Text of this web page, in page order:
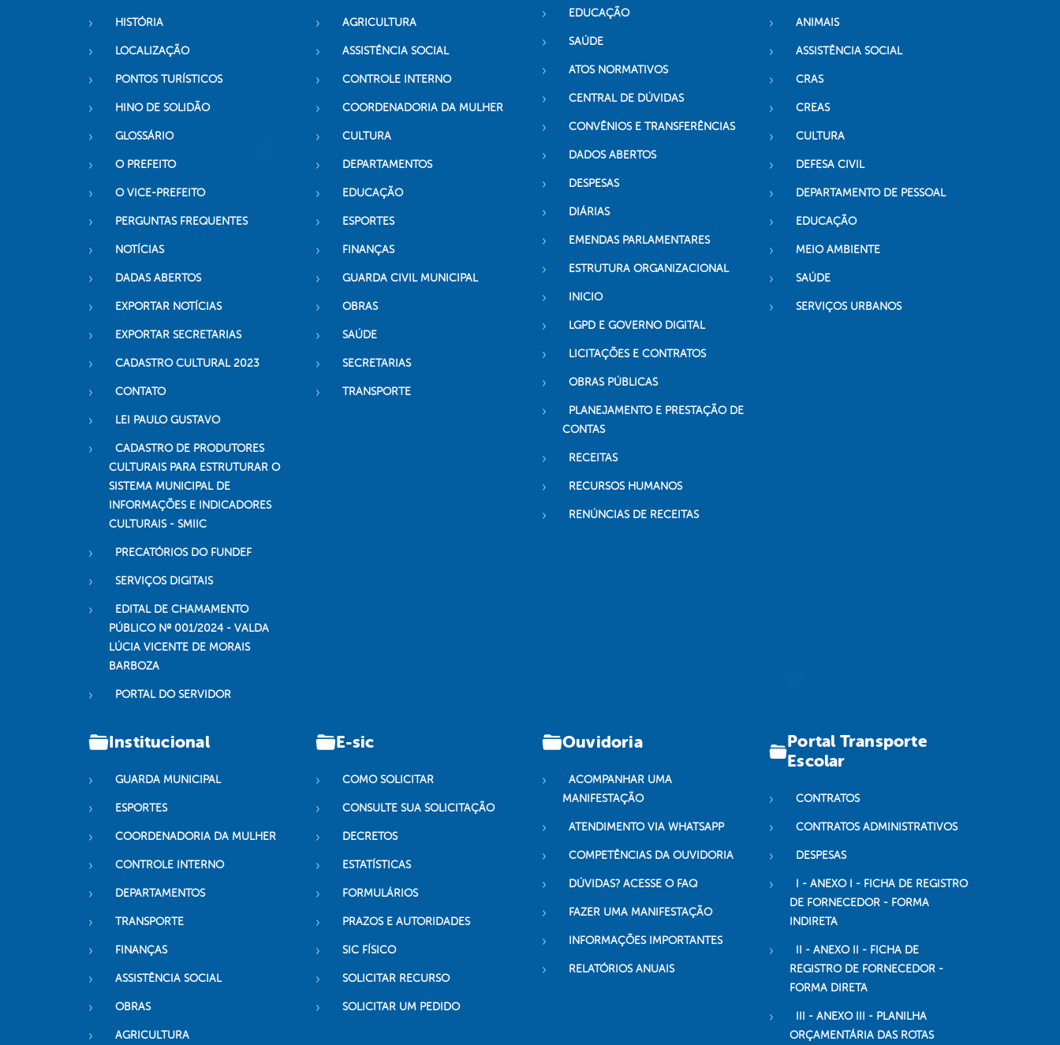
HISTÓRIA
LOCALIZAÇÃO
PONTOS TURÍSTICOS
HINO DE SOLIDÃO
GLOSSÁRIO
O PREFEITO
O VICE-PREFEITO
PERGUNTAS FREQUENTES
NOTÍCIAS
DADAS ABERTOS
EXPORTAR NOTÍCIAS
EXPORTAR SECRETARIAS
CADASTRO CULTURAL 2023
CONTATO
LEI PAULO GUSTAVO
CADASTRO DE PRODUTORES
CULTURAIS PARA ESTRUTURAR O
SISTEMA MUNICIPAL DE
INFORMAÇÕES E INDICADORES
CULTURAIS - SMIIC
PRECATÓRIOS DO FUNDEF
SERVIÇOS DIGITAIS
EDITAL DE CHAMAMENTO
PÚBLICO Nº 001/2024 - VALDA
LÚCIA VICENTE DE MORAIS
BARBOZA
PORTAL DO SERVIDOR
AGRICULTURA
ASSISTÊNCIA SOCIAL
CONTROLE INTERNO
COORDENADORIA DA MULHER
CULTURA
DEPARTAMENTOS
EDUCAÇÃO
ESPORTES
FINANÇAS
GUARDA CIVIL MUNICIPAL
OBRAS
SAÚDE
SECRETARIAS
TRANSPORTE
EDUCAÇÃO
SAÚDE
ATOS NORMATIVOS
CENTRAL DE DÚVIDAS
CONVÊNIOS E TRANSFERÊNCIAS
DADOS ABERTOS
DESPESAS
DIÁRIAS
EMENDAS PARLAMENTARES
ESTRUTURA ORGANIZACIONAL
INICIO
LGPD E GOVERNO DIGITAL
LICITAÇÕES E CONTRATOS
OBRAS PÚBLICAS
PLANEJAMENTO E PRESTAÇÃO DE
CONTAS
RECEITAS
RECURSOS HUMANOS
RENÚNCIAS DE RECEITAS
ANIMAIS
ASSISTÊNCIA SOCIAL
CRAS
CREAS
CULTURA
DEFESA CIVIL
DEPARTAMENTO DE PESSOAL
EDUCAÇÃO
MEIO AMBIENTE
SAÚDE
SERVIÇOS URBANOS
Institucional
GUARDA MUNICIPAL
ESPORTES
COORDENADORIA DA MULHER
CONTROLE INTERNO
DEPARTAMENTOS
TRANSPORTE
FINANÇAS
ASSISTÊNCIA SOCIAL
OBRAS
AGRICULTURA
E-sic
COMO SOLICITAR
CONSULTE SUA SOLICITAÇÃO
DECRETOS
ESTATÍSTICAS
FORMULÁRIOS
PRAZOS E AUTORIDADES
SIC FÍSICO
SOLICITAR RECURSO
SOLICITAR UM PEDIDO
Ouvidoria
ACOMPANHAR UMA
MANIFESTAÇÃO
ATENDIMENTO VIA WHATSAPP
COMPETÊNCIAS DA OUVIDORIA
DÚVIDAS? ACESSE O FAQ
FAZER UMA MANIFESTAÇÃO
INFORMAÇÕES IMPORTANTES
RELATÓRIOS ANUAIS
Portal Transporte
Escolar
CONTRATOS
CONTRATOS ADMINISTRATIVOS
DESPESAS
I - ANEXO I - FICHA DE REGISTRO
DE FORNECEDOR - FORMA
INDIRETA
II - ANEXO II - FICHA DE
REGISTRO DE FORNECEDOR -
FORMA DIRETA
III - ANEXO III - PLANILHA
ORÇAMENTÁRIA DAS ROTAS